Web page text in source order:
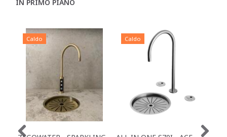
IN PRIMO PIANO
Caldo Caldo